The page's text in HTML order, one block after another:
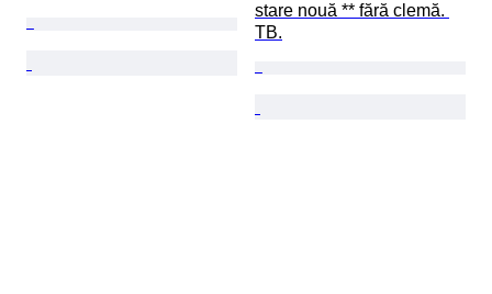
stare nouă ** fără clemă.
TB.